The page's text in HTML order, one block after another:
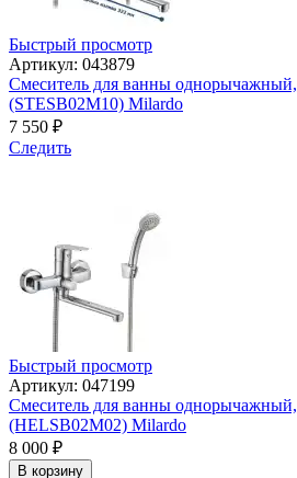
Быстрый просмотр
Артикул: 043879
Смеситель для ванны
(STESB02M10) Milardo
7 550 ₽
Следить
Быстрый просмотр
Артикул: 047199
Смеситель для ванны
(HELSB02M02) Milardo
8 000 ₽
В корзину